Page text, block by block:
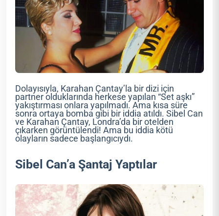
Dolayısıyla, Karahan Çantay’la bir dizi için
partner olduklarında herkese yapılan “Set aşkı”
yakıştırması onlara yapılmadı. Ama kısa süre
sonra ortaya bomba gibi bir iddia atıldı. Sibel Can
ve Karahan Çantay, Londra’da bir otelden
çıkarken görüntülendi! Ama bu iddia kötü
olayların sadece başlangıcıydı.
Sibel Can’a Şantaj Yaptılar